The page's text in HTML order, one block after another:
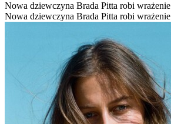
Nowa dziewczyna Brada Pitta robi wrażenie
Nowa dziewczyna Brada Pitta robi wrażenie